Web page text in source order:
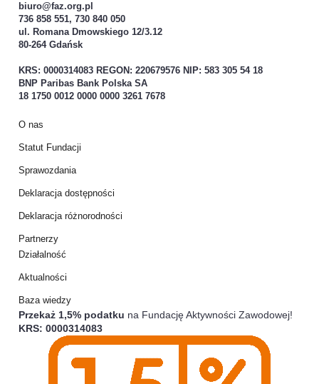
biuro@faz.org.pl
736 858 551, 730 840 050
ul. Romana Dmowskiego 12/3.12
80-264 Gdańsk
KRS: 0000314083 REGON: 220679576 NIP: 583 305 54 18
BNP Paribas Bank Polska SA
18 1750 0012 0000 0000 3261 7678
O nas
Statut Fundacji
Sprawozdania
Deklaracja dostępności
Deklaracja różnorodności
Partnerzy
Działalność
Aktualności
Baza wiedzy
Przekaż 1,5% podatku na Fundację Aktywności Zawodowej!
KRS: 0000314083